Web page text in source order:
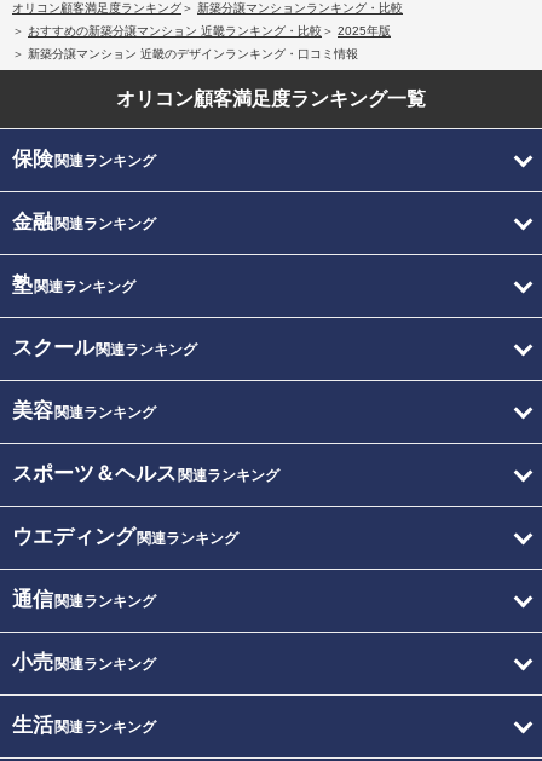
オリコン顧客満足度ランキング
新築分譲マンションランキング・比較
おすすめの新築分譲マンション 近畿ランキング・比較
2025年版
新築分譲マンション 近畿のデザインランキング・口コミ情報
オリコン顧客満足度ランキング一覧
保険関連ランキング
金融関連ランキング
塾関連ランキング
スクール関連ランキング
美容関連ランキング
スポーツ＆ヘルス 関連ランキング
ウエディング関連ランキング
通信関連ランキング
小売関連ランキング
生活関連ランキング